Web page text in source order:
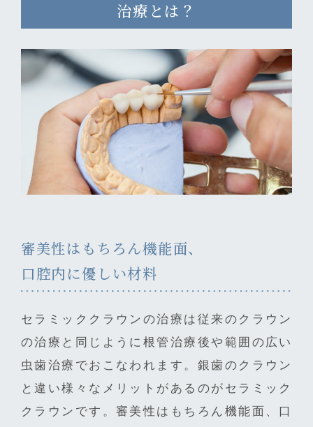
治療とは？
審美性はもちろん機能面、
口腔内に優しい材料
セラミッククラウンの治療は従来のクラウン
の治療と同じように根管治療後や範囲の広い
虫歯治療でおこなわれます。銀歯のクラウン
と違い様々なメリットがあるのがセラミック
クラウンです。審美性はもちろん機能面、口